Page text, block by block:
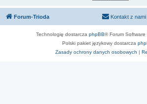
Forum-Trioda Kontakt z nami
Technologię dostarcza phpBB® Forum
Polski pakiet językowy dostarcza
Zasady ochrony danych osobowych |